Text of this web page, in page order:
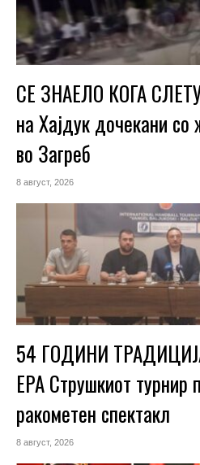
СЕ ЗНАЕЛО КОГА
на Хајдук дочекани со
во Загреб
8 август, 2026
54 ГОДИНИ
ЕРА Струшкиот турнир
ракометен спектакл
8 август, 2026